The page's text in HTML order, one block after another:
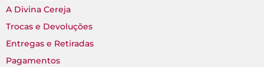
A Divina Cereja
Trocas e Devoluções
Entregas e Retiradas
Pagamentos